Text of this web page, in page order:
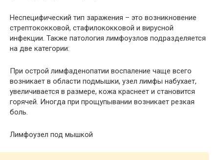
Неспецифический тип заражения – это возникновение
стрептококковой, стафилококковой и вирусной
инфекции. Также патология лимфоузлов подразделяется
на две категории:
При острой лимфаденопатии воспаление чаще всего
возникает в области подмышки, узел лимфы набухает,
увеличивается в размере, кожа краснеет и становится
горячей. Иногда при прощупывании возникает резкая
боль.
Лимфоузел под мышкой